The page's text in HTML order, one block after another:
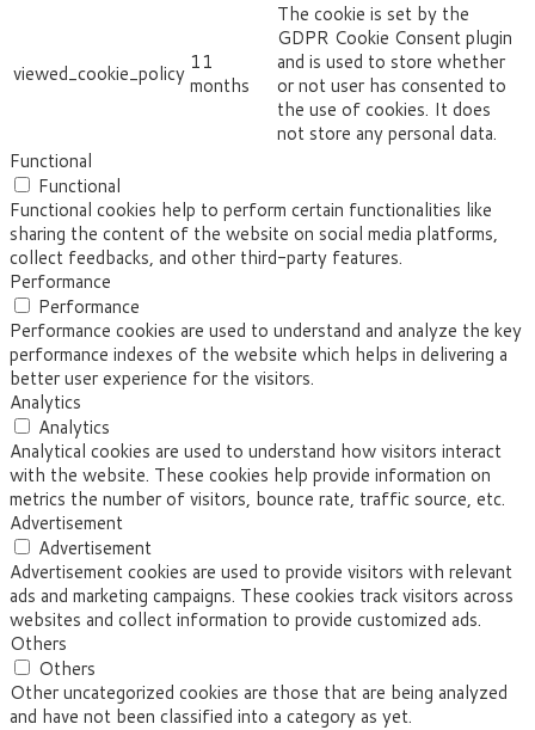
viewed_cookie_policy 11
months
The cookie is set by the
GDPR Cookie Consent plugin
and is used to store whether
or not user has consented to
the use of cookies. It does
not store any personal data.
Functional
Functional
Functional cookies help to perform certain functionalities like
sharing the content of the website on social media platforms,
collect feedbacks, and other third-party features.
Performance
Performance
Performance cookies are used to understand and analyze the key
performance indexes of the website which helps in delivering a
better user experience for the visitors.
Analytics
Analytics
Analytical cookies are used to understand how visitors interact
with the website. These cookies help provide information on
metrics the number of visitors, bounce rate, traffic source, etc.
Advertisement
Advertisement
Advertisement cookies are used to provide visitors with relevant
ads and marketing campaigns. These cookies track visitors across
websites and collect information to provide customized ads.
Others
Others
Other uncategorized cookies are those that are being analyzed
and have not been classified into a category as yet.